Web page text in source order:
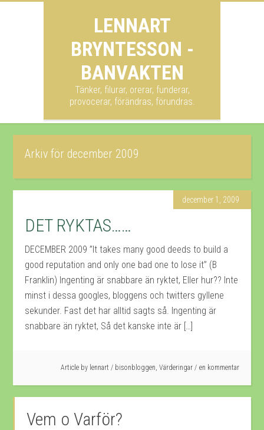
LENNART
BRYNTESSON -
BANVAKTEN
Tänker, filurar, orerar, funderar,
provocerar, förändras, förundras.
Arkiv för december 2009
december 1, 2009
DET RYKTAS……
DECEMBER 2009 ”It takes many good deeds to build a
good reputation and only one bad one to lose it” (B
Franklin) Ingenting är snabbare än ryktet, Eller hur?? Inte
minst i dessa googles, bloggens och twitters gyllene
sekunder. Fast det har alltid sagts så. Ingenting är
snabbare än ryktet, Så det kanske inte är […]
Article by lennart / bisonbloggen, Värderingar en kommentar
Vem o Varför?